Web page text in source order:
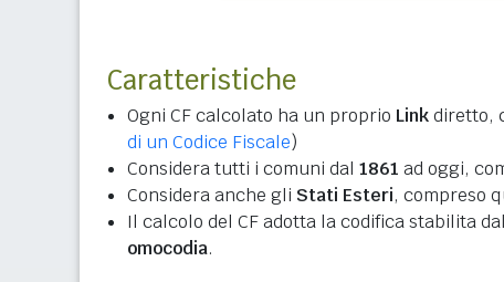
Caratteristiche
Ogni CF calcolato ha un proprio Linkdiretto,
di un Codice Fiscale)
Considera tutti i comuni dal 1861 ad oggi,
Considera anche gli Stati Esteri, compreso
Il calcolo del CF adotta la codifica stabilita dal
omocodia.